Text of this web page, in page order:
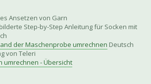
Ansetzen von Garn
Step-by-Step Anleitung für Socken mit
der Maschenprobe umrechnen Deutsch
von Teleri
umrechnen - Übersicht